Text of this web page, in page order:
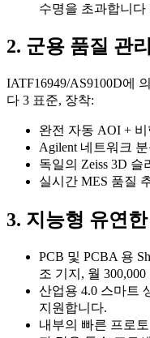
수명을 초과합니다
2. 군용 품질 관
IATF16949/AS9100D에
다 3 표준, 장착:
완전 자동 AOI +
Agilent 네트워크
독일의 Zeiss 3D
실시간 MES 품질
3. 지능형 유연
PCB 및 PCBA 용
조 기지, 월
산업용 4.0 스마트
지원합니다.
내부의 빠른 프로